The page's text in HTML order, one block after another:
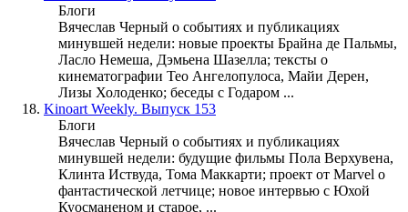
Блоги
Вячеслав Черный о событиях и публикациях
минувшей недели: новые проекты Брайна де Пальмы,
Ласло Немеша, Дэмьена Шазелла; тексты о
кинематографии Тео Ангелопулоса, Майи Дерен,
Лизы Холоденко; беседы с Годаром ...
18. Kinoart Weekly. Выпуск 153
Блоги
Вячеслав Черный о событиях и публикациях
минувшей недели: будущие фильмы Пола Верхувена,
Клинта Иствуда, Тома Маккарти; проект от Marvel о
фантастической летчице; новое интервью с Юхой
Куосманеном и старое, ...